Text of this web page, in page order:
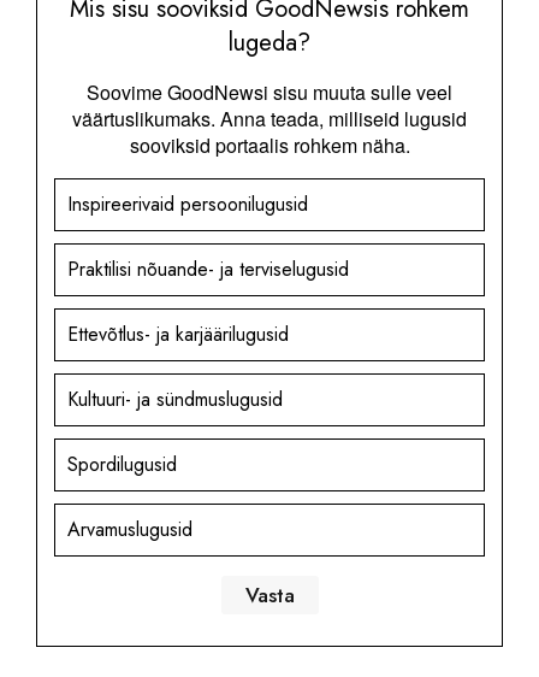
Mis sisu sooviksid GoodNewsis rohkem
lugeda?
Soovime GoodNewsi sisu muuta sulle veel
väärtuslikumaks. Anna teada, milliseid lugusid
sooviksid portaalis rohkem näha.
Inspireerivaid persoonilugusid
Praktilisi nõuande- ja terviselugusid
Ettevõtlus- ja karjäärilugusid
Kultuuri- ja sündmuslugusid
Spordilugusid
Arvamuslugusid